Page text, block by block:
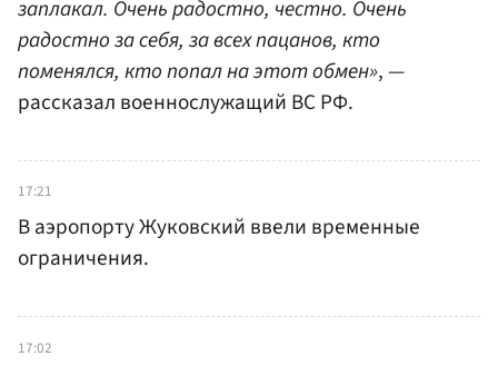
заплакал. Очень радостно, честно. Очень
радостно за себя, за всех пацанов, кто
поменялся, кто попал на этот обмен», —
рассказал военнослужащий ВС РФ.
17:21
В аэропорту Жуковский ввели временные
ограничения.
17:02